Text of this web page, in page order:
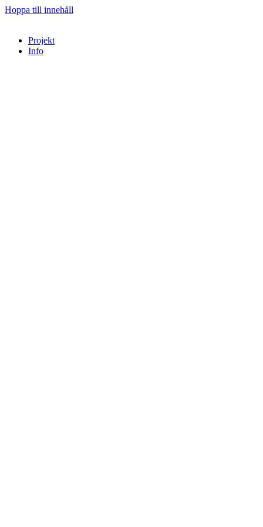
Hoppa till innehåll
Projekt
Info